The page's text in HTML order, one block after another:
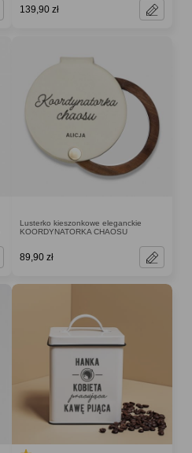
139,90 zł
Lusterko kieszonkowe eleganckie
KOORDYNATORKA CHAOSU
89,90 zł